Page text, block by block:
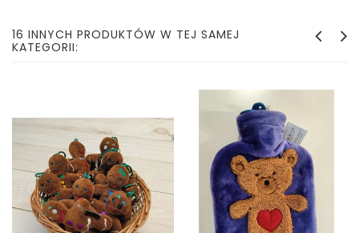
16 INNYCH PRODUKTÓW W TEJ SAMEJ
KATEGORII: